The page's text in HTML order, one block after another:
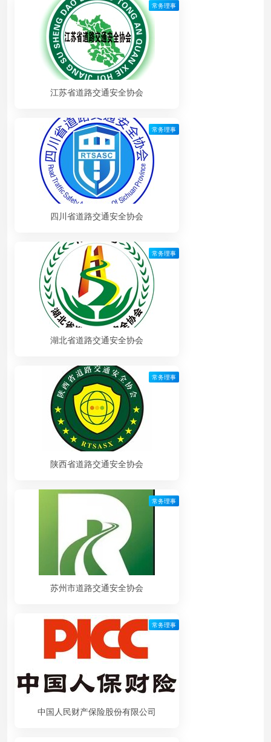
江苏省道路交通安全协会
常务理事
四川省道路交通安全协会
常务理事
湖北省道路交通安全协会
常务理事
陕西省道路交通安全协会
常务理事
苏州市道路交通安全协会
常务理事
中国人民财产保险股份有限公司
常务理事